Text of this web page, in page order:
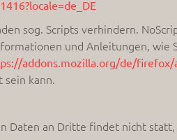
sog. Scripts verhindern.
und Anleitungen,
addons.mozilla.org/de/
sein kann.
Daten an Dritte findet nicht